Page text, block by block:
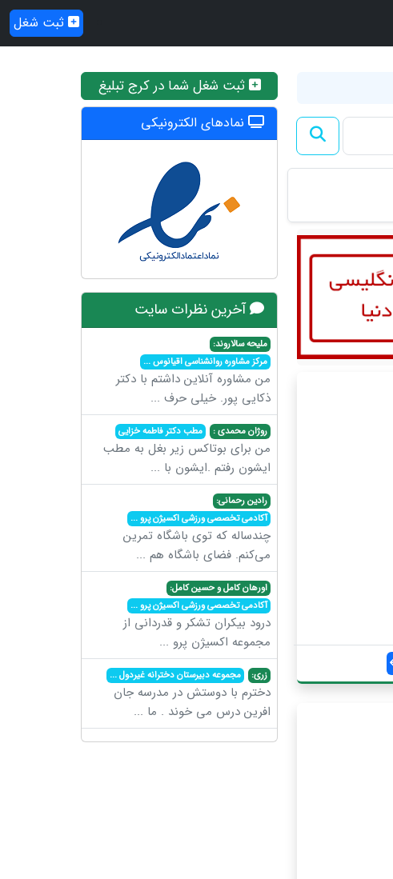
ثبت شغل
ثبت شغل شما در کرج تبلیغ
نمادهای الکترونیکی
آخرین نظرات سایت
ملیحه سالاروند:
مرکز مشاوره روانشناسی اقیانوس...
من مشاوره آنلاین داشتم با دکتر
ذکایی پور. خیلی حرف ...
روژان محمدی : مطب دکتر فاطمه خزایی
من برای بوتاکس زیر بغل به مطب
ایشون رفتم .ایشون با ...
رادین رحمانی:
آکادمی تخصصی ورزشی اکسیژن پرو...
چندساله که توی باشگاه تمرین
می‌کنم. فضای باشگاه هم ...
اورهان کامل و حسین کامل:
آکادمی تخصصی ورزشی اکسیژن پرو...
درود بیکران تشکر و قدردانی از
مجموعه اکسیژن پرو ...
زری: مجموعه دبیرستان دخترانه غیردول...
دخترم با دوستش در مدرسه جان
افرین درس می خوند . ما ...